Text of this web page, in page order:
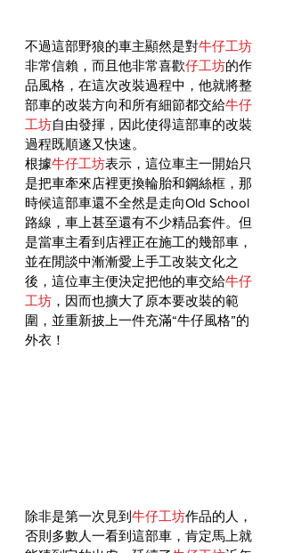
不過這部野狼的車主顯然是對牛仔工坊
非常信賴，而且他非常喜歡仔工坊的作
品風格，在這次改裝過程中，他就將整
部車的改裝方向和所有細節都交給牛仔
工坊自由發揮，因此使得這部車的改裝
過程既順遂又快速。
根據牛仔工坊表示，這位車主一開始只
是把車牽來店裡更換輪胎和鋼絲框，那
時候這部車還不全然是走向Old School
路線，車上甚至還有不少精品套件。但
是當車主看到店裡正在施工的幾部車，
並在閒談中漸漸愛上手工改裝文化之
後，這位車主便決定把他的車交給牛仔
工坊 ，因而也擴大了原本要改裝的範
圍，並重新披上一件充滿“牛仔風格”的
外衣！
除非是第一次見到 牛仔工坊作品的人，
否則多數人一看到這部車，肯定馬上就